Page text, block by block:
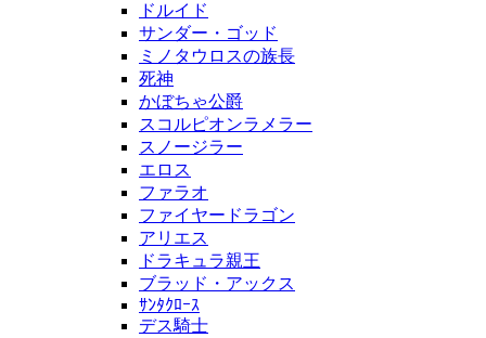
ドルイド
サンダー・ゴッド
ミノタウロスの族長
死神
かぼちゃ公爵
スコルピオンラメラー
スノージラー
エロス
ファラオ
ファイヤードラゴン
アリエス
ドラキュラ親王
ブラッド・アックス
ｻﾝﾀｸﾛｰｽ
デス騎士